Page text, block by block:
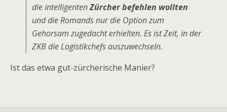
die intelligentenZürcher befehlen wollten
und die Romands nur die Option zum
Gehorsam zugedacht erhielten. Es ist Zeit, in der
ZKB die Logistikchefs auszuwechseln.
Ist das etwa gut-zürcherische Manier?